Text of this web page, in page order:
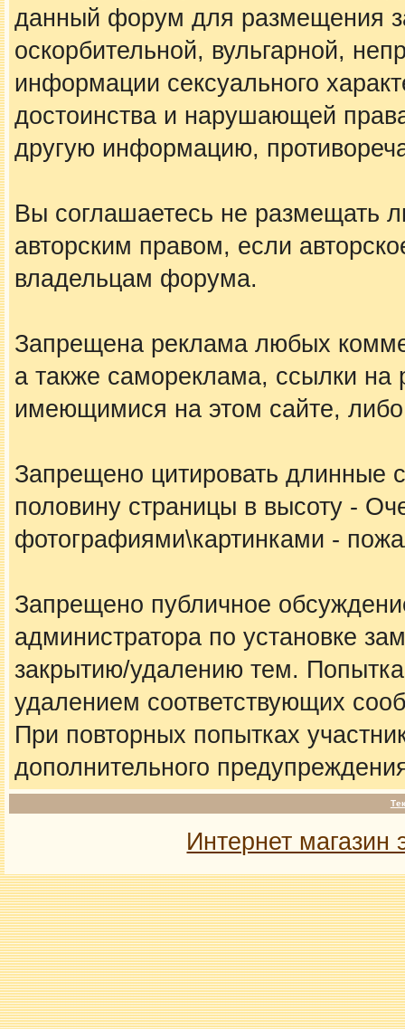
данный форум для размещения
оскорбительной, вульгарной,
информации сексуального
достоинства и нарушающей
другую информацию,
Вы соглашаетесь не
авторским правом, если
владельцам форума.
Запрещена реклама любых
а также самореклама, ссылки
имеющимися на этом сайте,
Запрещено цитировать
половину страницы в высоту -
фотографиями\картинками -
Запрещено публичное
администратора по установке
закрытию/удалению тем.
удалением соответствующих
При повторных попытках
дополнительного
Интернет